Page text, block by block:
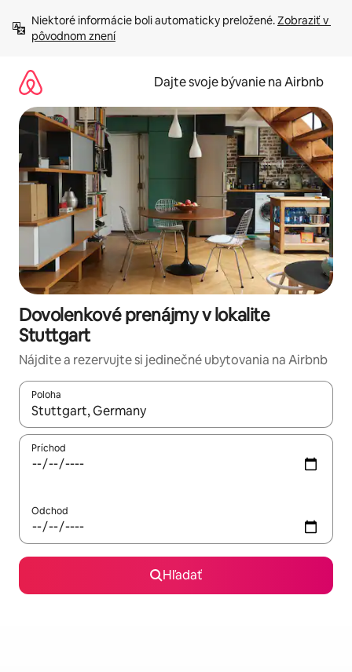
obsah.
Niektoré informácie boli automaticky preložené. Zobraziť v
pôvodnom znení
Dajte svoje bývanie na Airbnb
Dovolenkové prenájmy v lokalite
Stuttgart
Nájdite a rezervujte si jedinečné ubytovania na Airbnb
Poloha
Keď budú výsledky k dispozícii, môžete si ich prechádzať
Príchod
Odchod
Hľadať